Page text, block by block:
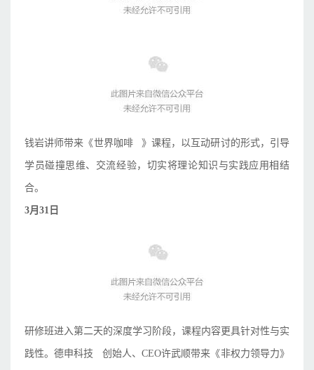
钱岩讲师带来《世界咖啡 》课程，以互动研讨的形式，引导
学员碰撞思维、交流经验，切实将理论知识与实践应用相结
合。
3月31日
研修班进入第二天的深度学习阶段，课程内容更具针对性与实
践性。德申科技 创始人、CEO许武顺带来《非权力领导力》